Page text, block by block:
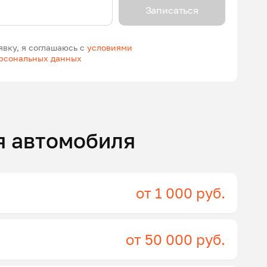
я соглашаюсь сусловиями
данных
Записаться
автомобиля
от 1 000 руб.
от 50 000 руб.